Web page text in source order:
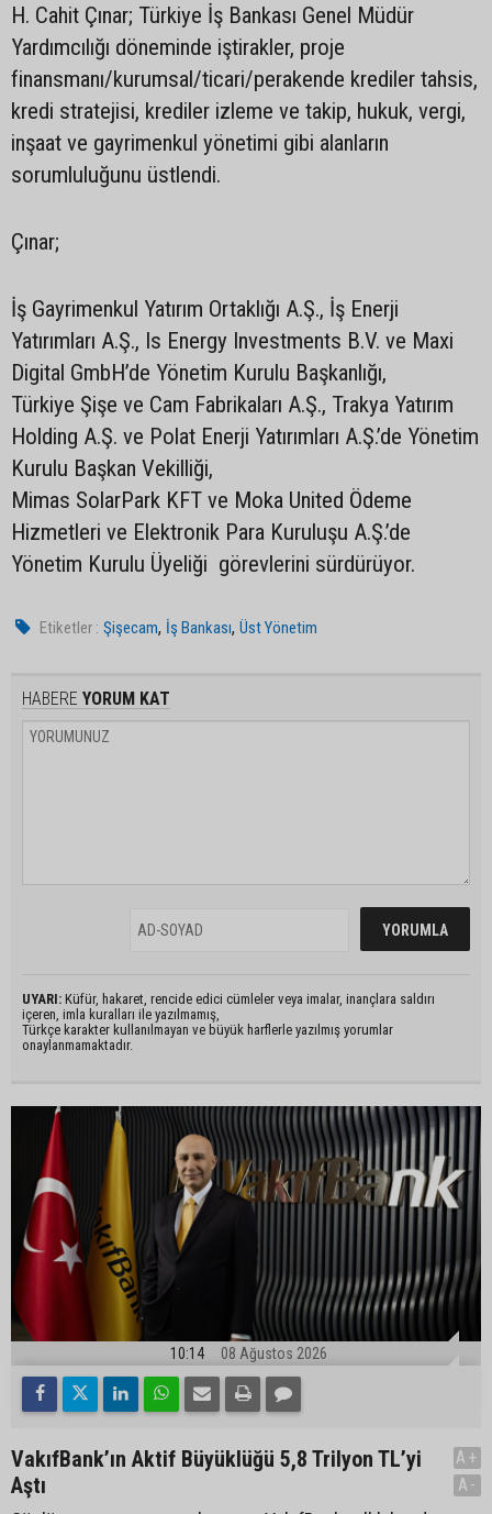
H. Cahit Çınar; Türkiye İş Bankası Genel Müdür
Yardımcılığı döneminde iştirakler, proje
finansmanı/kurumsal/ticari/perakende krediler tahsis,
kredi stratejisi, krediler izleme ve takip, hukuk, vergi,
inşaat ve gayrimenkul yönetimi gibi alanların
sorumluluğunu üstlendi.
Çınar;
İş Gayrimenkul Yatırım Ortaklığı A.Ş., İş Enerji
Yatırımları A.Ş., Is Energy Investments B.V. ve Maxi
Digital GmbH’de Yönetim Kurulu Başkanlığı,
Türkiye Şişe ve Cam Fabrikaları A.Ş., Trakya Yatırım
Holding A.Ş. ve Polat Enerji Yatırımları A.Ş.’de Yönetim
Kurulu Başkan Vekilliği,
Mimas SolarPark KFT ve Moka United Ödeme
Hizmetleri ve Elektronik Para Kuruluşu A.Ş.’de
Yönetim Kurulu Üyeliği görevlerini sürdürüyor.
Etiketler : Şişecam, İş Bankası,Üst Yönetim
HABERE YORUM KAT
UYARI: Küfür, hakaret, rencide edici cümleler veya imalar, inançlara saldırı
içeren, imla kuralları ile yazılmamış,
Türkçe karakter kullanılmayan ve büyük harflerle yazılmış yorumlar
onaylanmamaktadır.
10:14 08 Ağustos 2026
VakıfBank’ın Aktif Büyüklüğü 5,8 Trilyon TL’yi
Aştı
A+
A-